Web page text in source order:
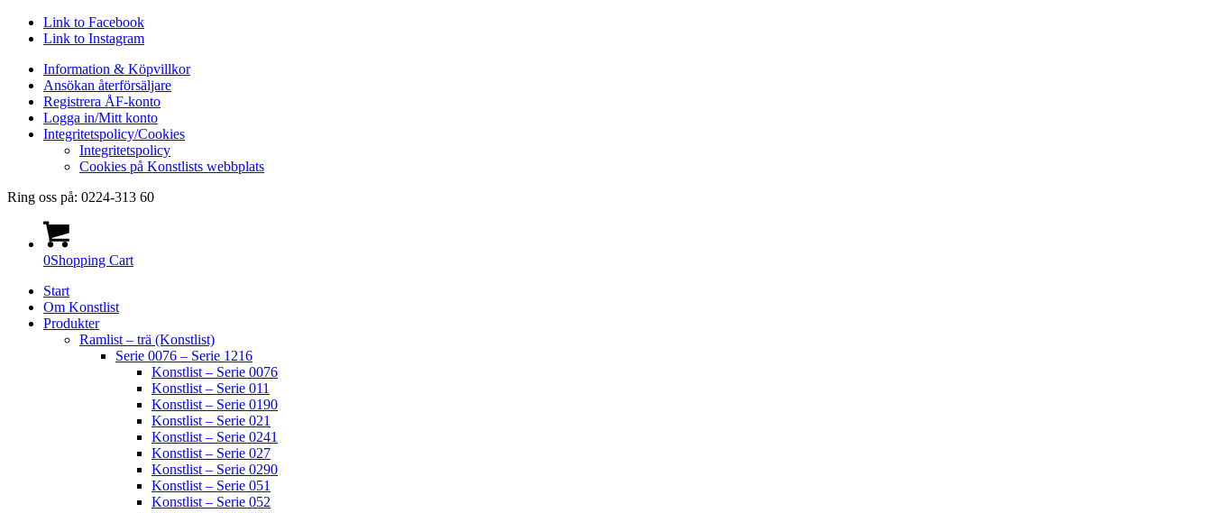
Link to Facebook
Link to Instagram
Information & Köpvillkor
Ansökan återförsäljare
Registrera ÅF-konto
Logga in/Mitt konto
Integritetspolicy/Cookies
Integritetspolicy
Cookies på Konstlists webbplats
Ring oss på: 0224-313 60
0Shopping Cart
Start
Om Konstlist
Produkter
Ramlist – trä (Konstlist)
Serie 0076 – Serie 1216
Konstlist – Serie 0076
Konstlist – Serie 011
Konstlist – Serie 0190
Konstlist – Serie 021
Konstlist – Serie 0241
Konstlist – Serie 027
Konstlist – Serie 0290
Konstlist – Serie 051
Konstlist – Serie 052